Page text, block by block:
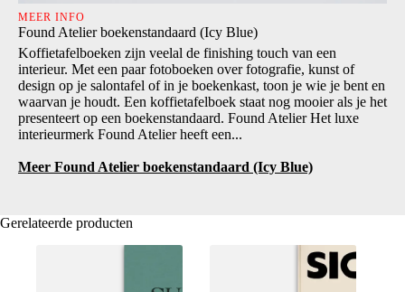
MEER INFO
Found Atelier boekenstandaard (Icy Blue)
Koffietafelboeken zijn veelal de finishing touch van een
interieur. Met een paar fotoboeken over fotografie, kunst of
design op je salontafel of in je boekenkast, toon je wie je bent en
waarvan je houdt. Een koffietafelboek staat nog mooier als je het
presenteert op een boekenstandaard. Found Atelier Het luxe
interieurmerk Found Atelier heeft een...
Meer Found Atelier boekenstandaard (Icy Blue)
Gerelateerde producten